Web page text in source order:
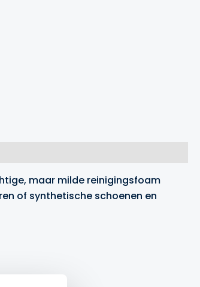
maar milde reinigingsfoam
of synthetische schoenen en